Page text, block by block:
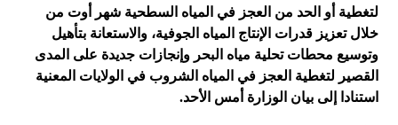
لتغطية أو الحد من العجز في المياه السطحية شهر أوت من
خلال تعزيز قدرات الإنتاج المياه الجوفية، والاستعانة بتأهيل
وتوسيع محطات تحلية مياه البحر وإنجازات جديدة على المدى
القصير لتغطية العجز في المياه الشروب في الولايات المعنية
استنادا إلى بيان الوزارة أمس الأحد.